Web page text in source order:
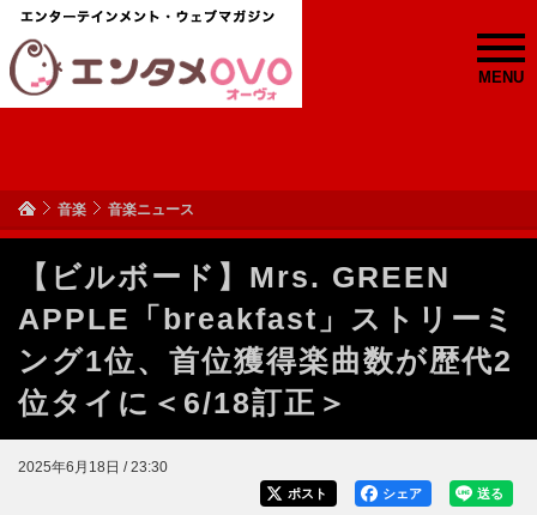
MENU
音楽 音楽ニュース
【ビルボード】Mrs. GREEN
APPLE「breakfast」ストリーミ
ング1位、首位獲得楽曲数が歴代2
位タイに＜6/18訂正＞
2025年6月18日 / 23:30
送る
シェア
ポスト